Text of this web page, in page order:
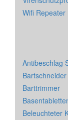
Wifi Repeater
Antibeschlag
Bartschneider
Barttrimmer
Beleuchteter